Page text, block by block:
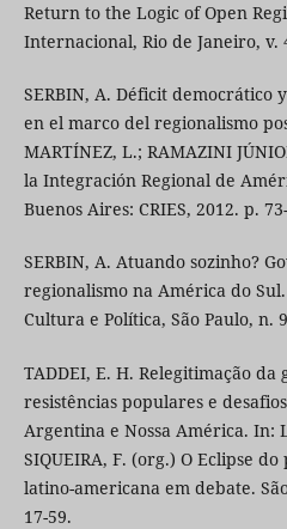
Return to the Logic of Open
Internacional, Rio de Janeiro, v.
SERBIN, A. Déficit democrático
en el marco del regionalismo
MARTÍNEZ, L.; RAMAZINI
la Integración Regional de
Buenos Aires: CRIES, 2012. p.
SERBIN, A. Atuando sozinho?
regionalismo na América do
Cultura e Política, São Paulo, n.
TADDEI, E. H. Relegitimação
resistências populares e
Argentina e Nossa América. In:
SIQUEIRA, F. (org.) O Eclipse
latino-americana em debate.
17-59.